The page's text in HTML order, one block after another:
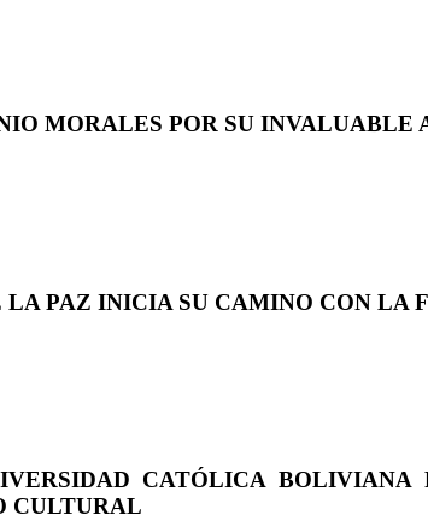
MORALES POR SU INVALUABLE
PAZ INICIA SU CAMINO CON LA
CATÓLICA
CULTURAL